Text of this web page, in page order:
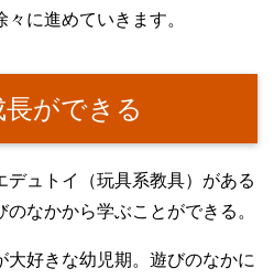
に進めていきます。
ができる
デュトイ（玩具系教具）がある
なかから学ぶことができる。
好きな幼児期。遊びのなかに